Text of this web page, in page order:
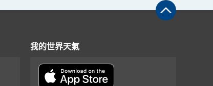
我的世界天氣